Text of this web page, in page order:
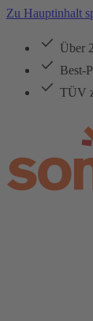
Zu Hauptinhalt
Über
Best-
TÜV